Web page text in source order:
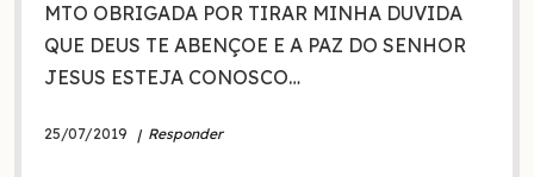
MTO OBRIGADA POR TIRAR MINHA DUVIDA
QUE DEUS TE ABENÇOE E A PAZ DO SENHOR
JESUS ESTEJA CONOSCO…
25/07/2019 Responder